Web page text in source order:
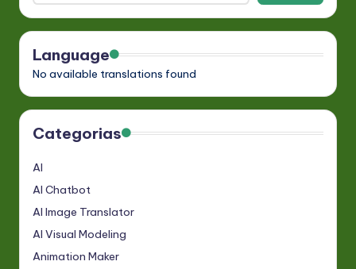
Language
No available translations found
Categorias
AI
AI Chatbot
AI Image Translator
AI Visual Modeling
Animation Maker